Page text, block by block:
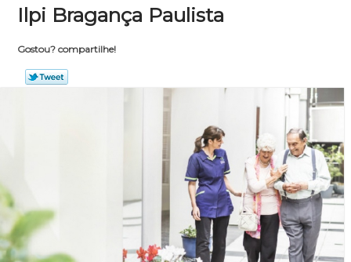
Ilpi Bragança Paulista
Gostou? compartilhe!